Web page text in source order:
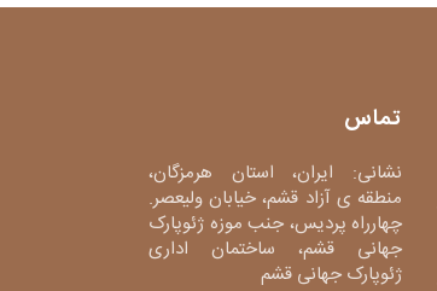
تماس
نشانی: ایران، استان هرمزگان،
منطقه ی آزاد قشم، خیابان ولیعصر.
چهارراه پردیس، جنب موزه ژئوپارک
جهانی قشم، ساختمان اداری
ژئوپارک جهانی قشم